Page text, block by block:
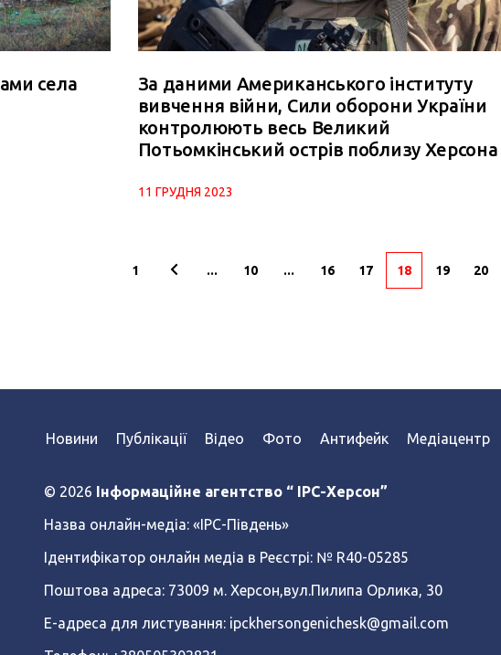
села
За даними Американського інституту
вивчення війни, Сили оборони України
контролюють весь Великий
Потьомкінський острів поблизу Херсона
11 ГРУДНЯ 2023
1 ... 10 ... 16 17 18 19 20
Новини Публікації Відео Фото Антифейк Медіацентр
© 2026 Інформаційне агентство “ IPC-Херсон”
Назва онлайн-медіа: «ІРС-Південь»
Ідентифікатор онлайн медіа в Реєстрі: № R40-05285
Поштова адреса: 73009 м. Херсон,вул.Пилипа Орлика, 30
Е-адреса для листування: ipckhersongenichesk@gmail.com